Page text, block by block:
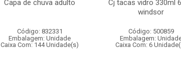
Capa de chuva adulto
Código: 832331
Embalagem: Unidade
Caixa Com: 144 Unidade(s)
Cj tacas vidro 330ml
windsor
Código: 500859
Embalagem:
Caixa Com: 6